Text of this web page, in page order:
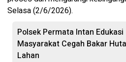
Selasa (2/6/2026).
Polsek Permata Intan Edukasi
Masyarakat Cegah Bakar
Lahan